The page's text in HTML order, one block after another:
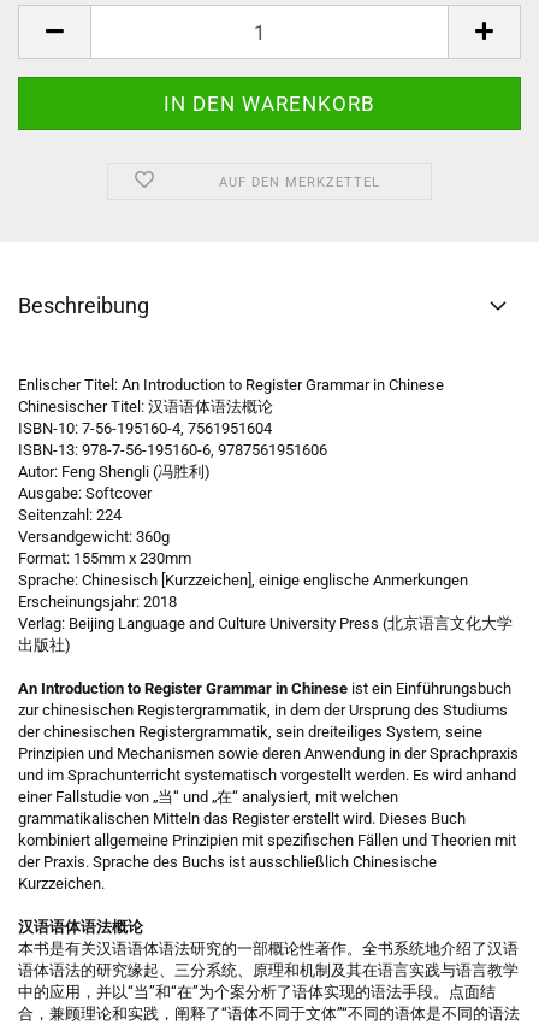
AUF DEN MERKZETTEL
Beschreibung
Enlischer Titel: An Introduction to Register Grammar in Chinese
Chinesischer Titel: 汉语语体语法概论
ISBN-10: 7-56-195160-4, 7561951604
ISBN-13: 978-7-56-195160-6, 9787561951606
Autor: Feng Shengli (冯胜利)
Ausgabe: Softcover
Seitenzahl: 224
Versandgewicht: 360g
Format: 155mm x 230mm
Sprache: Chinesisch [Kurzzeichen], einige englische Anmerkungen
Erscheinungsjahr: 2018
Verlag: Beijing Language and Culture University Press (北京语言文化大学
出版社)
An Introduction to Register Grammar in Chinese ist ein Einführungsbuch
zur chinesischen Registergrammatik, in dem der Ursprung des Studiums
der chinesischen Registergrammatik, sein dreiteiliges System, seine
Prinzipien und Mechanismen sowie deren Anwendung in der Sprachpraxis
und im Sprachunterricht systematisch vorgestellt werden. Es wird anhand
einer Fallstudie von „当“ und „在“ analysiert, mit welchen
grammatikalischen Mitteln das Register erstellt wird. Dieses Buch
kombiniert allgemeine Prinzipien mit spezifischen Fällen und Theorien mit
der Praxis. Sprache des Buchs ist ausschließlich Chinesische
Kurzzeichen.
汉语语体语法概论
本书是有关汉语语体语法研究的一部概论性著作。全书系统地介绍了汉语
语体语法的研究缘起、三分系统、原理和机制及其在语言实践与语言教学
中的应用，并以“当”和“在”为个案分析了语体实现的语法手段。点面结
合，兼顾理论和实践，阐释了“语体不同于文体”“不同的语体是不同的语法